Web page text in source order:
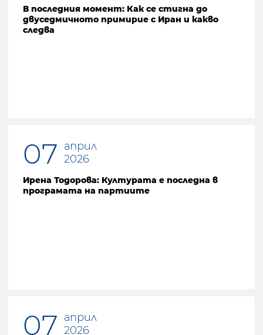
В последния момент: Как се стигна до
двуседмичното примирие с Иран и какво
следва
07 април
2026
Ирена Тодорова: Културата е последна в
програмата на партиите
07 април
2026